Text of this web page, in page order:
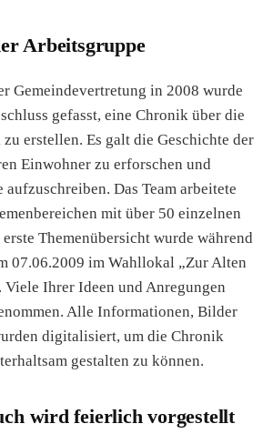
Arbeitsgruppe
Gemeindevertretung in 2008 wurde
gefasst, eine Chronik über die
erstellen. Es galt die Geschichte der
Einwohner zu erforschen und
aufzuschreiben. Das Team arbeitete
mit über 50 einzelnen
Themenübersicht wurde während
07.06.2009 im Wahllokal „Zur Alten
Viele Ihrer Ideen und Anregungen
Alle Informationen, Bilder
digitalisiert, um die Chronik
gestalten zu können.
wird feierlich vorgestellt